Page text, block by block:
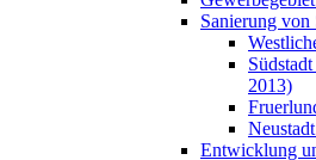
Sanierung von
2013)
Entwicklung